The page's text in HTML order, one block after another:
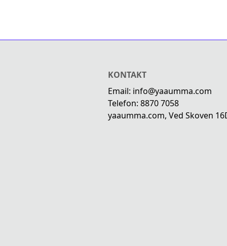
KONTAKT
Email: info@yaaumma.com
Telefon: 8870 7058
yaaumma.com, Ved Skoven